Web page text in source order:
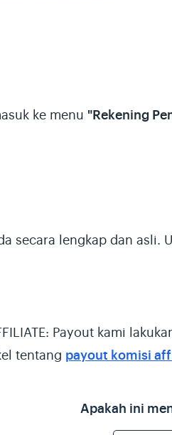
ke menu "Rekening
secara lengkap dan
Payout kami
tentang payout komisi
Apakah ini